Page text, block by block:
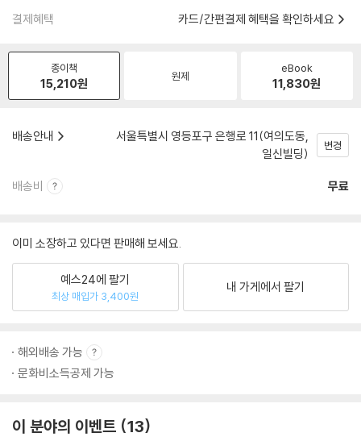
결제혜택 카드/간편결제 혜택을 확인하세요
종이책
15,210원 원제
eBook
11,830원
배송안내
서울특별시 영등포구 은행로 11(여의도동,
일신빌딩)
변경
배송비 무료
이미 소장하고 있다면 판매해 보세요.
예스24에 팔기
최상 매입가 3,400원
내 가게에서 팔기
해외배송 가능
문화비소득공제 가능
이 분야의 이벤트 13